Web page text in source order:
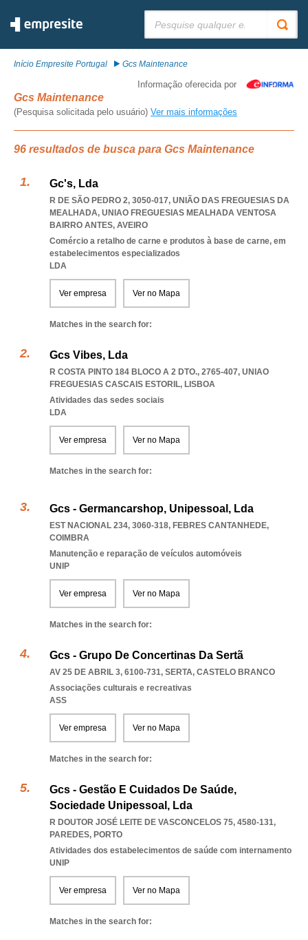
Início Empresite Portugal Gcs Maintenance
Informação oferecida por
Gcs Maintenance
(Pesquisa solicitada pelo usuário) Ver mais informações
96 resultados de busca para Gcs Maintenance
Gc's, Lda
R DE SÃO PEDRO 2, 3050-017, UNIÃO DAS FREGUESIAS DA
MEALHADA, UNIAO FREGUESIAS MEALHADA VENTOSA
BAIRRO ANTES, AVEIRO
Comércio a retalho de carne e produtos à base de carne, em
estabelecimentos especializados
LDA
Ver empresa Ver no Mapa
Matches in the search for:
Gcs Vibes, Lda
R COSTA PINTO 184 BLOCO A 2 DTO., 2765-407, UNIAO
FREGUESIAS CASCAIS ESTORIL, LISBOA
Atividades das sedes sociais
LDA
Ver empresa Ver no Mapa
Matches in the search for:
Gcs - Germancarshop, Unipessoal, Lda
EST NACIONAL 234, 3060-318, FEBRES CANTANHEDE,
COIMBRA
Manutenção e reparação de veículos automóveis
UNIP
Ver empresa Ver no Mapa
Matches in the search for:
Gcs - Grupo De Concertinas Da Sertã
AV 25 DE ABRIL 3, 6100-731, SERTA, CASTELO BRANCO
Associações culturais e recreativas
ASS
Ver empresa Ver no Mapa
Matches in the search for:
Gcs - Gestão E Cuidados De Saúde,
Sociedade Unipessoal, Lda
R DOUTOR JOSÉ LEITE DE VASCONCELOS 75, 4580-131,
PAREDES, PORTO
Atividades dos estabelecimentos de saúde com internamento
UNIP
Ver empresa Ver no Mapa
Matches in the search for: